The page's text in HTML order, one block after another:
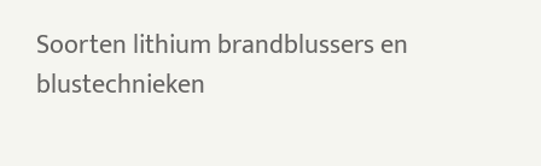
Soorten lithium brandblussers en
blustechnieken